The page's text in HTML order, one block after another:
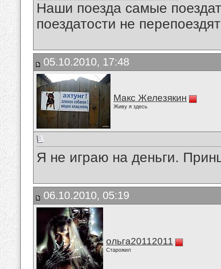
Наши поезда самые
поездатости не
05.10.2010, 17:48
Макс Железякин
Живу я здесь
Я не играю на деньги.
06.10.2010, 05:19
ольга20112011
Старожил